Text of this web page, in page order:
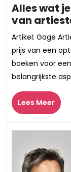
Alles wat
van
Artikel: Gage
prijs van een
boeken voor
belangrijkste
Lees MeerLees
Meer